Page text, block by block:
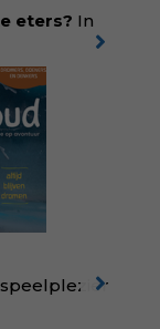
eters? In
Met
los te
je lokale
via